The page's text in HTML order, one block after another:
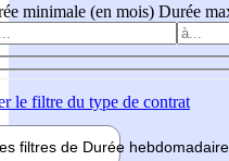
minimale (en mois) Durée
le filtre du type de contrat
filtres de Durée hebdomadaire